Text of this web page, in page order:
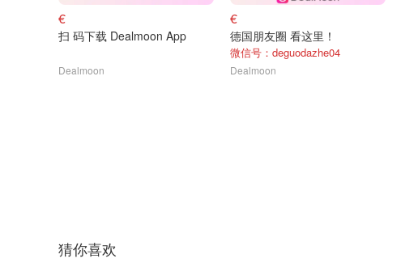
€
扫 码下载 Dealmoon App
Dealmoon
€
德国朋友圈 看这里！
微信号：deguodazhe04
Dealmoon
猜你喜欢